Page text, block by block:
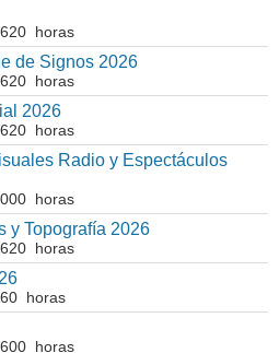
horas
de Signos 2026
horas
2026
horas
Radio y Espectáculos
horas
y Topografía 2026
horas
horas
horas